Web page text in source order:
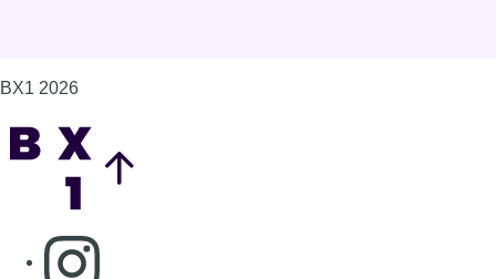
BX1 2026
Consulter page Instagram